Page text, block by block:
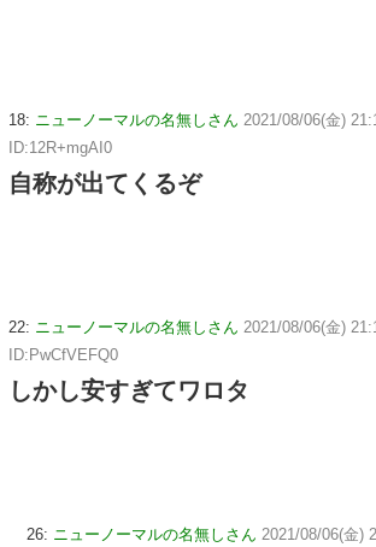
18: ニューノーマルの名無しさん 2021/08/06(金)
ID:12R+mgAI0
自称が出てくるぞ
22: ニューノーマルの名無しさん 2021/08/06(金)
ID:PwCfVEFQ0
しかし安すぎてワロタ
26: ニューノーマルの名無しさん 2021/08/06(金)